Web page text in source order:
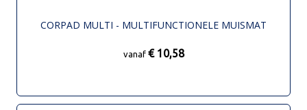
CORPAD MULTI - MULTIFUNCTIONELE MUISMAT
vanaf € 10,58